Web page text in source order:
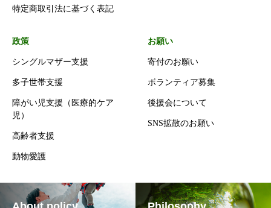
特定商取引法に基づく表記
政策
シングルマザー支援
多子世帯支援
障がい児支援（医療的ケア
児）
高齢者支援
動物愛護
お願い
寄付のお願い
ボランティア募集
後援会について
SNS拡散のお願い